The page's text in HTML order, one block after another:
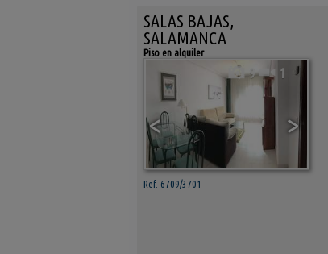
SALAS BAJAS,
SALAMANCA
Piso en alquiler
< >
9 1
Ref. 6709/3701